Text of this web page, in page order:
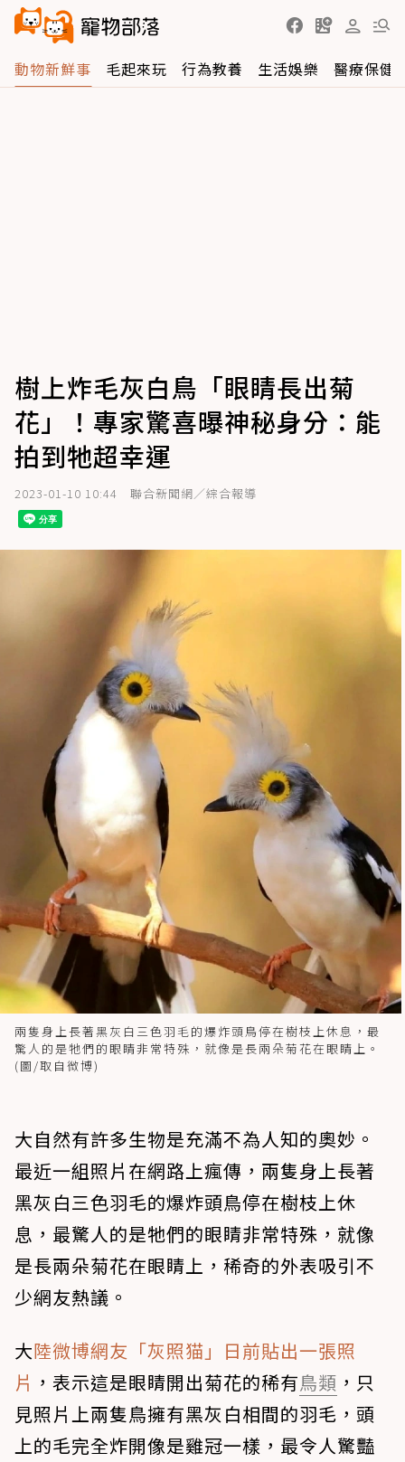
動物新鮮事 毛起來玩 行為教養 生活娛樂 醫療保健
樹上炸毛灰白鳥「眼睛長出菊
花」！專家驚喜曝神秘身分：能
拍到牠超幸運
2023-01-10 10:44 聯合新聞網／綜合報導
兩隻身上長著黑灰白三色羽毛的爆炸頭鳥停在樹枝上休息，最
驚人的是牠們的眼睛非常特殊，就像是長兩朵菊花在眼睛上。
(圖/取自微博)
大自然有許多生物是充滿不為人知的奧妙。
最近一組照片在網路上瘋傳，兩隻身上長著
黑灰白三色羽毛的爆炸頭鳥停在樹枝上休
息，最驚人的是牠們的眼睛非常特殊，就像
是長兩朵菊花在眼睛上，稀奇的外表吸引不
少網友熱議。
大陸微博網友「灰照猫」日前貼出一張照
片 ，表示這是眼睛開出菊花的稀有鳥類 ，只
見照片上兩隻鳥擁有黑灰白相間的羽毛，頭
上的毛完全炸開像是雞冠一樣，最令人驚豔